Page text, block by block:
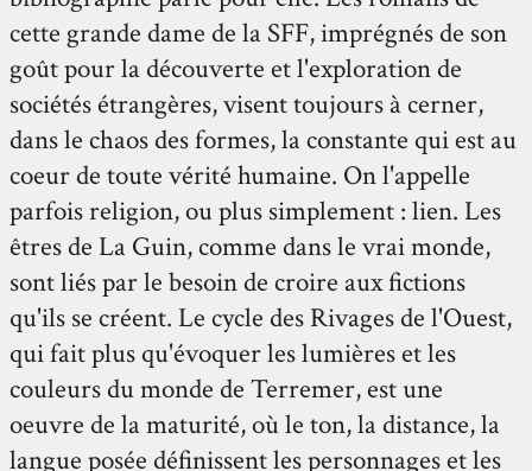
cette grande dame de la SFF, imprégnés de son
goût pour la découverte et l'exploration de
sociétés étrangères, visent toujours à cerner,
dans le chaos des formes, la constante qui est au
coeur de toute vérité humaine. On l'appelle
parfois religion, ou plus simplement : lien. Les
êtres de La Guin, comme dans le vrai monde,
sont liés par le besoin de croire aux fictions
qu'ils se créent. Le cycle des Rivages de l'Ouest,
qui fait plus qu'évoquer les lumières et les
couleurs du monde de Terremer, est une
oeuvre de la maturité, où le ton, la distance, la
langue posée définissent les personnages et les